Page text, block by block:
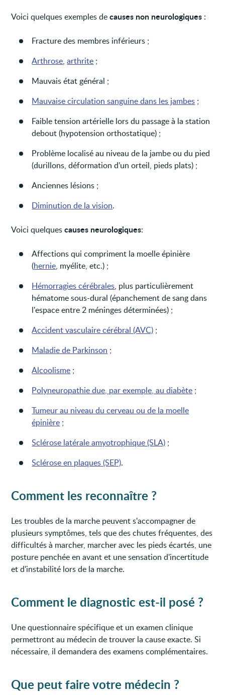
Voici quelques exemples decauses non neurologiques :
Fracture des membres inférieurs ;
Arthrose,arthrite ;
Mauvais état général ;
Mauvaise circulation sanguine dans les jambes ;
Faible tension artérielle lors du passage à la station
debout (hypotension orthostatique) ;
Problème localisé au niveau de la jambe ou du pied
(durillons, déformation d’un orteil, pieds plats) ;
Anciennes lésions ;
Diminution de la vision.
Voici quelquescauses neurologiques:
Affections qui compriment la moelle épinière
(hernie, myélite, etc.) ;
Hémorragies cérébrales, plus particulièrement
hématome sous-dural (épanchement de sang dans
l'espace entre 2 méninges déterminées) ;
Accident vasculaire cérébral (AVC) ;
Maladie de Parkinson ;
Alcoolisme ;
Polyneuropathie due, par exemple, au diabète ;
Tumeur au niveau du cerveau ou de la moelle
épinière ;
Sclérose latérale amyotrophique (SLA) ;
Sclérose en plaques (SEP).
Comment les reconnaître ?
Les troubles de la marche peuvent s'accompagner de
plusieurs symptômes, tels que des chutes fréquentes, des
difficultés à marcher, marcher avec les pieds écartés, une
posture penchée en avant et une sensation d'incertitude
et d'instabilité lors de la marche.
Comment le diagnostic est-il posé ?
Une questionnaire spécifique et un examen clinique
permettront au médecin de trouver la cause exacte. Si
nécessaire, il demandera des examens complémentaires.
Que peut faire votre médecin ?